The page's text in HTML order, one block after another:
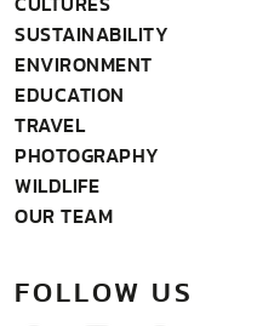
SUSTAINABILITY
ENVIRONMENT
EDUCATION
TRAVEL
PHOTOGRAPHY
WILDLIFE
OUR TEAM
FOLLOW US